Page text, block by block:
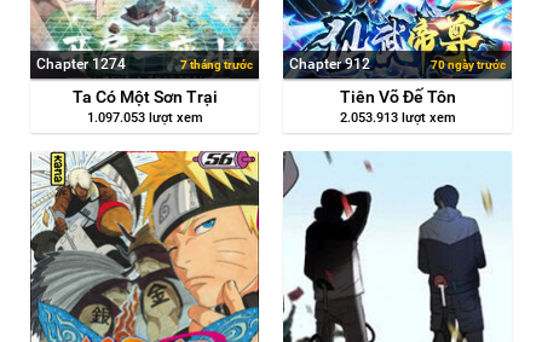
Chapter 1274
Ta Có Một Sơn Trại
1.097.053 lượt xem
7 tháng trước Chapter 912
Tiên Võ Đế Tôn
2.053.913 lượt xem
70 ngày trước